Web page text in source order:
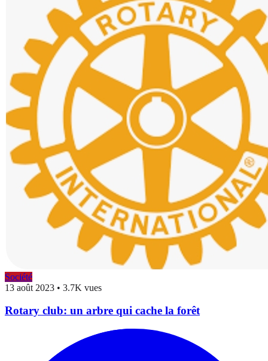
Société
13 août 2023 • 3.7K vues
Rotary club: un arbre qui cache la forêt